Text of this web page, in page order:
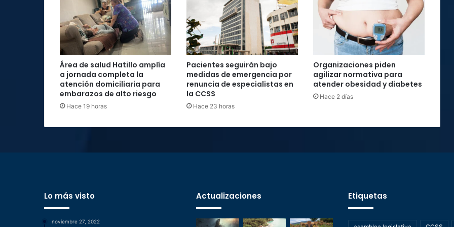
Área de salud Hatillo amplía
a jornada completa la
atención domiciliaria para
embarazos de alto riesgo
Hace 19 horas
Pacientes seguirán bajo
medidas de emergencia por
renuncia de especialistas en
la CCSS
Hace 23 horas
Organizaciones piden
agilizar normativa para
atender obesidad y diabetes
Hace 2 días
Lo más visto
noviembre 27, 2022
Actualizaciones Etiquetas